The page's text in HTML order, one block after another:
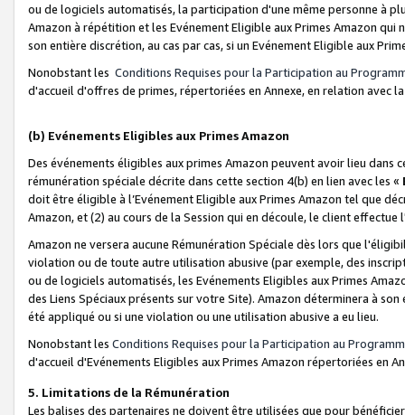
ou de logiciels automatisés, la participation d'une même personne à
Amazon à répétition et les Evénement Eligible aux Primes Amazon qui
son entière discrétion, au cas par cas, si un Evénement Eligible aux
Nonobstant les Conditions Requises pour la Participation au
d'accueil d'offres de primes, répertoriées en Annexe, en relation avec
(b) Evénements Eligibles aux Primes Amazon
Des événements éligibles aux primes Amazon peuvent avoir lieu dans
rémunération spéciale décrite dans cette section 4(b) en lien avec les «
doit être éligible à l’Evénement Eligible aux Primes Amazon tel que
Amazon, et (2) au cours de la Session qui en découle, le client
Amazon ne versera aucune Rémunération Spéciale dès lors que
violation ou de toute autre utilisation abusive (par exemple, des
ou de logiciels automatisés, les Evénements Eligibles aux Primes
des Liens Spéciaux présents sur votre Site). Amazon déterminera à
été appliqué ou si une violation ou une utilisation abusive a eu lieu.
Nonobstant les Conditions Requises pour la Participation au
d'accueil d'Evénements Eligibles aux Primes Amazon répertoriées en
5. Limitations de la Rémunération
Les balises des partenaires ne doivent être utilisées que pour